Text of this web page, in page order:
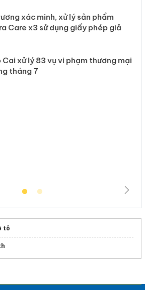
Care x3 sử dụng giấy phép giả
tô